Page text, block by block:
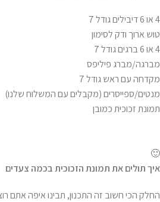
4 או 6 דיבילים גודל 7
טוש ארוך ודק לסימון
4 או 6 ברגים גודל 7
מברגה/מברג פיליפס
מקדחה עם ראש גודל 7
מנטים/ספייסרים (מקבלים עם המשלוח שלנו)
תמונת זכוכית כמובן
🙂
איך תולים את תמונת הזכוכית בכמה צעדים
החלק הכי חשוב זה התכנון, תבינו איפה אתם